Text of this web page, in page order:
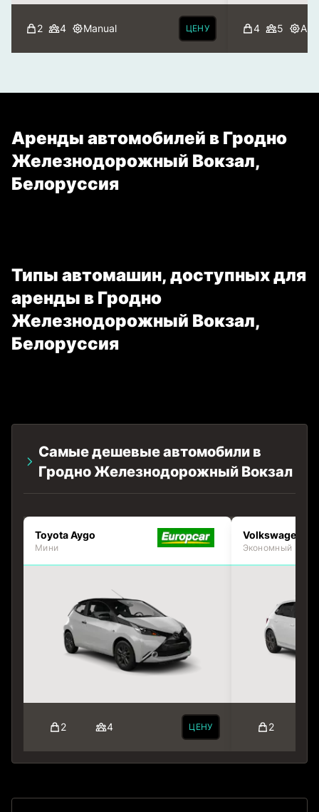
2 4 Manual ЦЕНУ 4 5
Аренды автомобилей в Гродно
Железнодорожный Вокзал,
Белоруссия
Типы автомашин, доступных для
аренды в Гродно
Железнодорожный Вокзал,
Белоруссия
Самые дешевые автомобили в
Гродно Железнодорожный Вокзал
Toyota Aygo
Мини
2 4 ЦЕНУ
Volkswagen
Экономный
2